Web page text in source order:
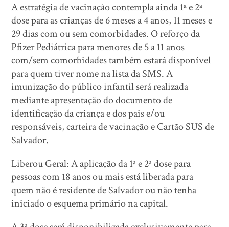
A estratégia de vacinação contempla ainda 1ª e 2ª
dose para as crianças de 6 meses a 4 anos, 11 meses e
29 dias com ou sem comorbidades. O reforço da
Pfizer Pediátrica para menores de 5 a 11 anos
com/sem comorbidades também estará disponível
para quem tiver nome na lista da SMS. A
imunização do público infantil será realizada
mediante apresentação do documento de
identificação da criança e dos pais e/ou
responsáveis, carteira de vacinação e Cartão SUS de
Salvador.
Liberou Geral: A aplicação da 1ª e 2ª dose para
pessoas com 18 anos ou mais está liberada para
quem não é residente de Salvador ou não tenha
iniciado o esquema primário na capital.